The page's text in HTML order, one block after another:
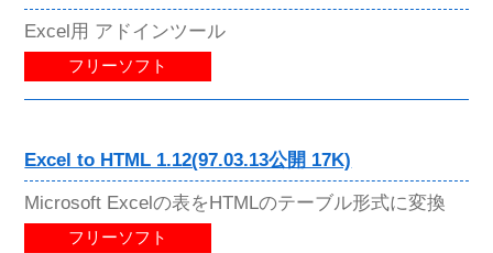
Excel用 アドインツール
フリーソフト
Excel to HTML 1.12(97.03.13公開 17K)
Microsoft Excelの表をHTMLのテーブル形式に変換
フリーソフト